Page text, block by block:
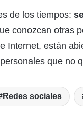
de los tiempos:
conozcan otras
Internet, están
que no
Redes sociales